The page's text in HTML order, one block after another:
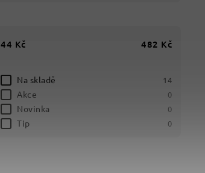
44 Kč 482 Kč
Na skladě 14
Akce 0
Novinka 0
Tip 0